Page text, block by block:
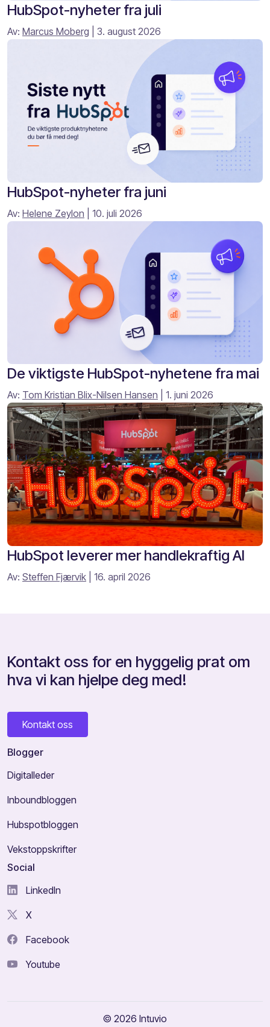
HubSpot-nyheter fra juli
Av: Marcus Moberg | 3. august 2026
HubSpot-nyheter fra juni
Av: Helene Zeylon | 10. juli 2026
De viktigste HubSpot-nyhetene fra mai
Av: Tom Kristian Blix-Nilsen Hansen | 1. juni 2026
HubSpot leverer mer handlekraftig AI
Av: Steffen Fjærvik | 16. april 2026
Kontakt oss for en hyggelig prat om
hva vi kan hjelpe deg med!
Kontakt oss
Blogger
Digitalleder
Inboundbloggen
Hubspotbloggen
Vekstoppskrifter
Social
LinkedIn
X
Facebook
Youtube
© 2026 Intuvio